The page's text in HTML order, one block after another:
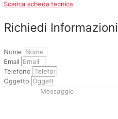
Scarica scheda tecnica
Richiedi Informazioni
Nome
Email
Telefono
Oggetto